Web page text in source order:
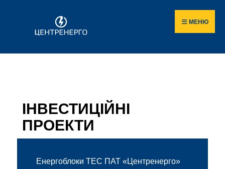
МЕНЮ
ІНВЕСТИЦІЙНІ
ПРОЕКТИ
Енергоблоки ТЕС ПАТ «Центренерго»